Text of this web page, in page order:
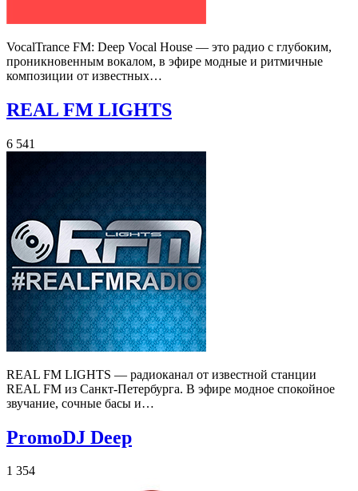
VocalTrance FM: Deep Vocal House — это радио с глубоким,
проникновенным вокалом, в эфире модные и ритмичные
композиции от известных…
REAL FM LIGHTS
6 541
REAL FM LIGHTS — радиоканал от известной станции
REAL FM из Санкт-Петербурга. В эфире модное спокойное
звучание, сочные басы и…
PromoDJ Deep
1 354